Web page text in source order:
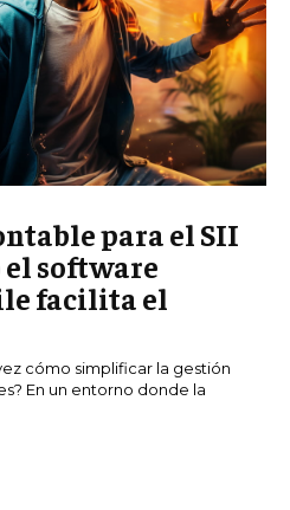
para el SII
el software
facilita el
cómo simplificar la gestión
En un entorno donde la